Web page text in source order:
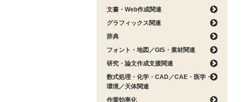
文書・Web作成関連
グラフィックス関連
辞典
フォント・地図／GIS・素材関連
研究・論文作成支援関連
数式処理・化学・CAD／CAE・医学・
環境／天体関連
作業効率化